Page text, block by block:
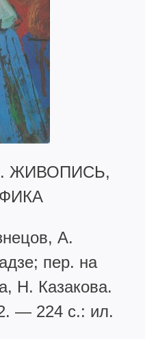
ЖИВОПИСЬ,
А.
пер. на
Н. Казакова.
— 224 с.: ил.